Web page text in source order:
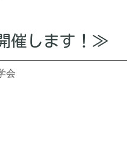
催します！≫
会